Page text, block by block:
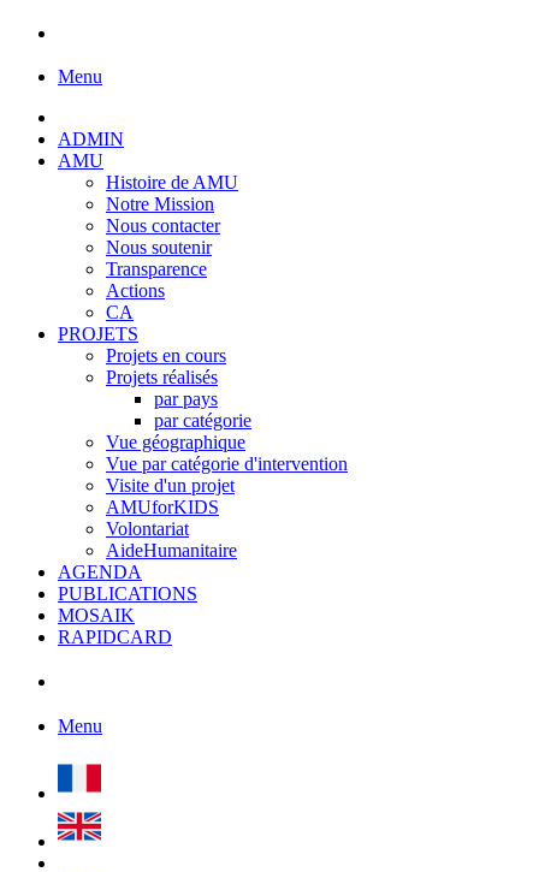
Menu
ADMIN
AMU
Histoire de AMU
Notre Mission
Nous contacter
Nous soutenir
Transparence
Actions
CA
PROJETS
Projets en cours
Projets réalisés
par pays
par catégorie
Vue géographique
Vue par catégorie d'intervention
Visite d'un projet
AMUforKIDS
Volontariat
AideHumanitaire
AGENDA
PUBLICATIONS
MOSAIK
RAPIDCARD
Menu